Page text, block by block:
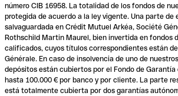
número CIB 16958. La totalidad de los fondos de
protegida de acuerdo a la ley vigente. Una parte de
salvaguardada en Crédit Mutuel Arkéa, Société
Rothschild Martin Maurel, bien invertida en fondos
calificados, cuyos títulos correspondientes están
Générale. En caso de insolvencia de uno de
depósitos están cubiertos por el Fondo de Garantía
hasta 100.000 € por banco y por cliente. La parte
está totalmente cubierta por dos garantías